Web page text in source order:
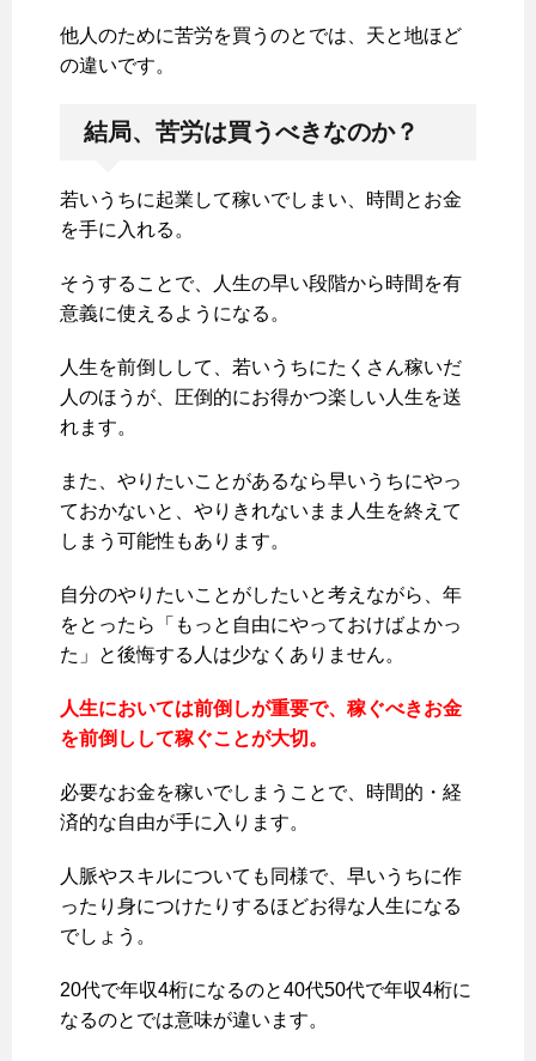
他人のために苦労を買うのとでは、天と地ほど
の違いです。
結局、苦労は買うべきなのか？
若いうちに起業して稼いでしまい、時間とお金
を手に入れる。
そうすることで、人生の早い段階から時間を有
意義に使えるようになる。
人生を前倒しして、若いうちにたくさん稼いだ
人のほうが、圧倒的にお得かつ楽しい人生を送
れます。
また、やりたいことがあるなら早いうちにやっ
ておかないと、やりきれないまま人生を終えて
しまう可能性もあります。
自分のやりたいことがしたいと考えながら、年
をとったら「もっと自由にやっておけばよかっ
た」と後悔する人は少なくありません。
人生においては前倒しが重要で、稼ぐべきお金
を前倒しして稼ぐことが大切。
必要なお金を稼いでしまうことで、時間的・経
済的な自由が手に入ります。
人脈やスキルについても同様で、早いうちに作
ったり身につけたりするほどお得な人生になる
でしょう。
20代で年収4桁になるのと40代50代で年収4桁に
なるのとでは意味が違います。